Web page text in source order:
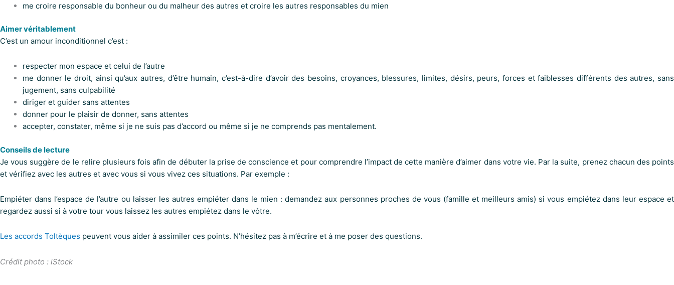
me croire responsable du bonheur ou du malheur des autres et croire les autres responsables du mien
Aimer véritablement
C’est un amour inconditionnel c’est :
respecter mon espace et celui de l’autre
me donner le droit, ainsi qu’aux autres, d’être humain, c’est-à-dire d’avoir des besoins, croyances, blessures, limites, désirs, peurs, forces et faiblesses différents des autres, sans
jugement, sans culpabilité
diriger et guider sans attentes
donner pour le plaisir de donner, sans attentes
accepter, constater, même si je ne suis pas d’accord ou même si je ne comprends pas mentalement.
Conseils de lecture
Je vous suggère de le relire plusieurs fois afin de débuter la prise de conscience et pour comprendre l’impact de cette manière d’aimer dans votre vie. Par la suite, prenez chacun des points
et vérifiez avec les autres et avec vous si vous vivez ces situations. Par exemple :
Empiéter dans l’espace de l’autre ou laisser les autres empiéter dans le mien : demandez aux personnes proches de vous (famille et meilleurs amis) si vous empiétez dans leur espace et
regardez aussi si à votre tour vous laissez les autres empiétez dans le vôtre.
Les accords Toltèques peuvent vous aider à assimiler ces points. N’hésitez pas à m’écrire et à me poser des questions.
Crédit photo : iStock